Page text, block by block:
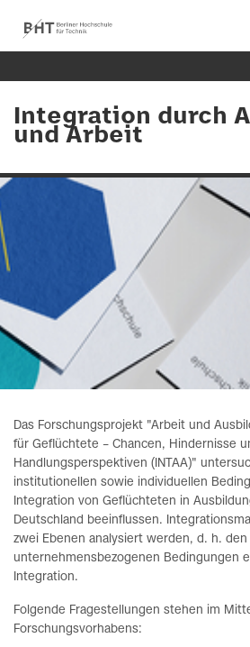
Integration durch
und Arbeit
Das Forschungsprojekt "Arbeit und
für Geflüchtete – Chancen, Hindernisse
Handlungsperspektiven (INTAA)"
institutionellen sowie individuellen
Integration von Geflüchteten in
Deutschland beeinflussen.
zwei Ebenen analysiert werden, d. h.
unternehmensbezogenen Bedingungen
Integration.
Folgende Fragestellungen stehen im
Forschungsvorhabens: